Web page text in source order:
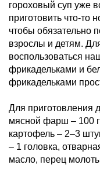
гороховый суп уже
приготовить что-то
чтобы обязательно
взрослы и детям.
воспользоваться
фрикадельками и
фрикадельками
Для приготовления
мясной фарш – 100
картофель – 2–3
– 1 головка,
масло, перец